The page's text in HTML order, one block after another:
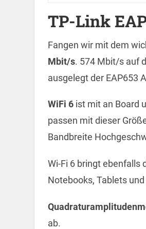
TP-Link
Fangen wir mit dem
Mbit/s. 574 Mbit/s auf
ausgelegt der EAP653
WiFi 6ist mit an Board
passen mit dieser
Bandbreite
Wi-Fi 6 bringt ebenfalls
Notebooks, Tablets
ab.